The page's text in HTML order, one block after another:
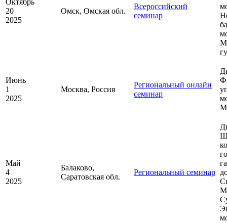
Октябрь
20
2025
Омск, Омская обл.
Всероссийский
семинар
Июнь
1
2025
Москва, Россия
Региональный онлайн
семинар
Май
4
2025
Балаково,
Саратовская обл.
Региональный семинар